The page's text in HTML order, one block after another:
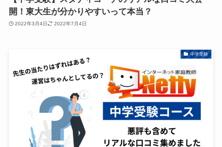
開！東大生が分かりやすいって本当？
2022年3月4日 2022年7月4日
中学受験